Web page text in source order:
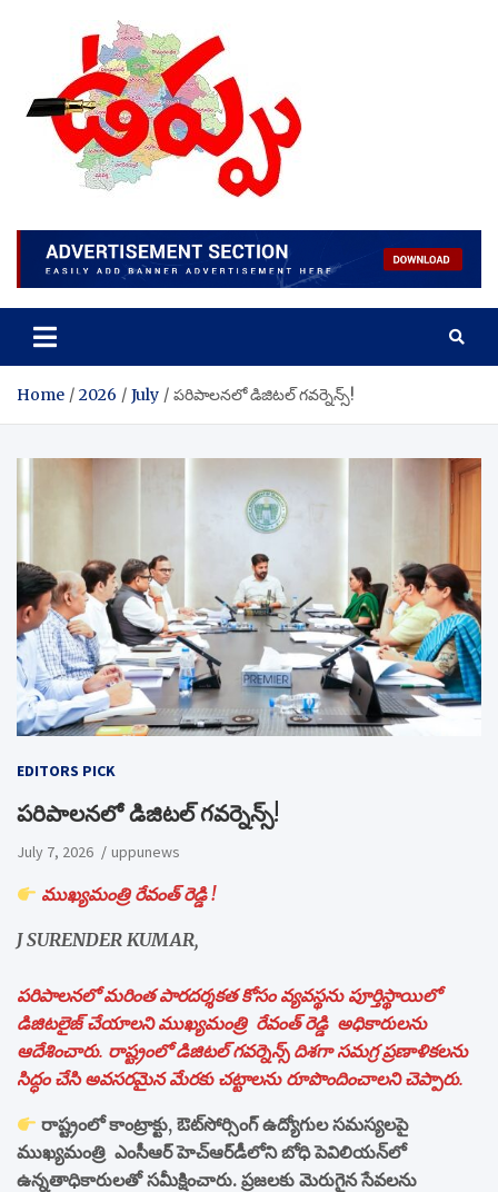
Home 2026 July పరిపాలనలో డిజిటల్ గవర్నెన్స్!
EDITORS PICK
పరిపాలనలో డిజిటల్ గవర్నెన్స్!
July 7, 2026 uppunews
ముఖ్యమంత్రి రేవంత్ రెడ్డి !
J SURENDER KUMAR,
పరిపాలనలో మరింత పారదర్శకత కోసం వ్యవస్థను పూర్తిస్థాయిలో
డిజిటలైజ్ చేయాలని ముఖ్యమంత్రి రేవంత్ రెడ్డి అధికారులను
ఆదేశించారు. రాష్ట్రంలో డిజిటల్ గవర్నెన్స్ దిశగా సమగ్ర ప్రణాళికలను
సిద్ధం చేసి అవసరమైన మేరకు చట్టాలను రూపొందించాలని చెప్పారు.
రాష్ట్రంలో కాంట్రాక్టు, ఔట్‌సోర్సింగ్ ఉద్యోగుల సమస్యలపై
ముఖ్యమంత్రి ఎంసీఆర్ హెచ్‌ఆర్‌డీలోని బోధి పెవిలియన్‌లో
ఉన్నతాధికారులతో సమీక్షించారు. ప్రజలకు మెరుగైన సేవలను